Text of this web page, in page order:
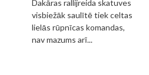
Dakāras rallijreida skatuves
visbiežāk saulītē tiek celtas
lielās rūpnīcas komandas,
nav mazums arī...